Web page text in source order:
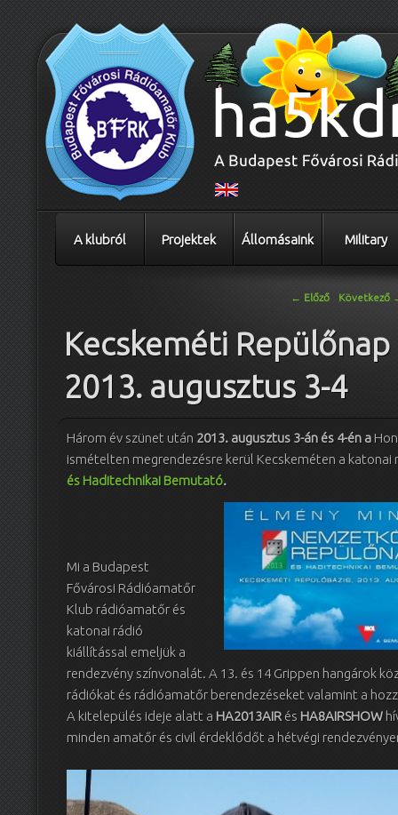
A klubról Projektek Állomásaink Military
← Előző Következő
Kecskeméti Repülőnap
2013. augusztus 3-4
Három év szünet után 2013. augusztus 3-án és 4-én a
ismételten megrendezésre kerül Kecskeméten a
és Haditechnikai Bemutató.
Mi a Budapest
Fővárosi Rádióamatőr
Klub rádióamatőr és
katonai rádió
kiállítással emeljük a
rendezvény színvonalát. A 13. és 14 Grippen hangárok
rádiókat és rádióamatőr berendezéseket valamint a
A kitelepülés ideje alatt a HA2013AIR és HA8AIRSHOW
minden amatőr és civil érdeklődőt a hétvégi